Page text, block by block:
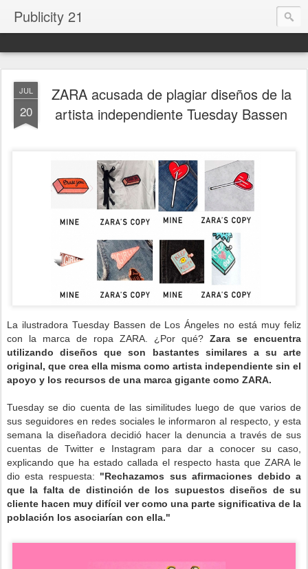
Publicity 21
JUL
20
ZARA acusada de plagiar diseños de la
artista independiente Tuesday Bassen
La ilustradora Tuesday Bassen de Los Ángeles no está muy feliz
con la marca de ropa ZARA. ¿Por qué? Zara se encuentra
utilizando diseños que son bastantes similares a su arte
original, que crea ella misma como artista independiente sin el
apoyo y los recursos de una marca gigante como ZARA.
Tuesday se dio cuenta de las similitudes luego de que varios de
sus seguidores en redes sociales le informaron al respecto, y esta
semana la diseñadora decidió hacer la denuncia a través de sus
cuentas de Twitter e Instagram para dar a conocer su caso,
explicando que ha estado callada el respecto hasta que ZARA le
dio esta respuesta: "Rechazamos sus afirmaciones debido a
que la falta de distinción de los supuestos diseños de su
cliente hacen muy difícil ver como una parte significativa de la
población los asociarían con ella."